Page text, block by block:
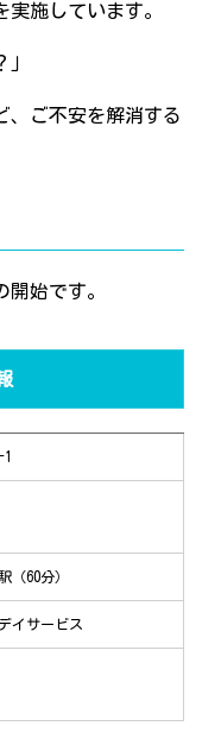
施しています。
、ご不安を解消する
始です。
（60分）
イサービス